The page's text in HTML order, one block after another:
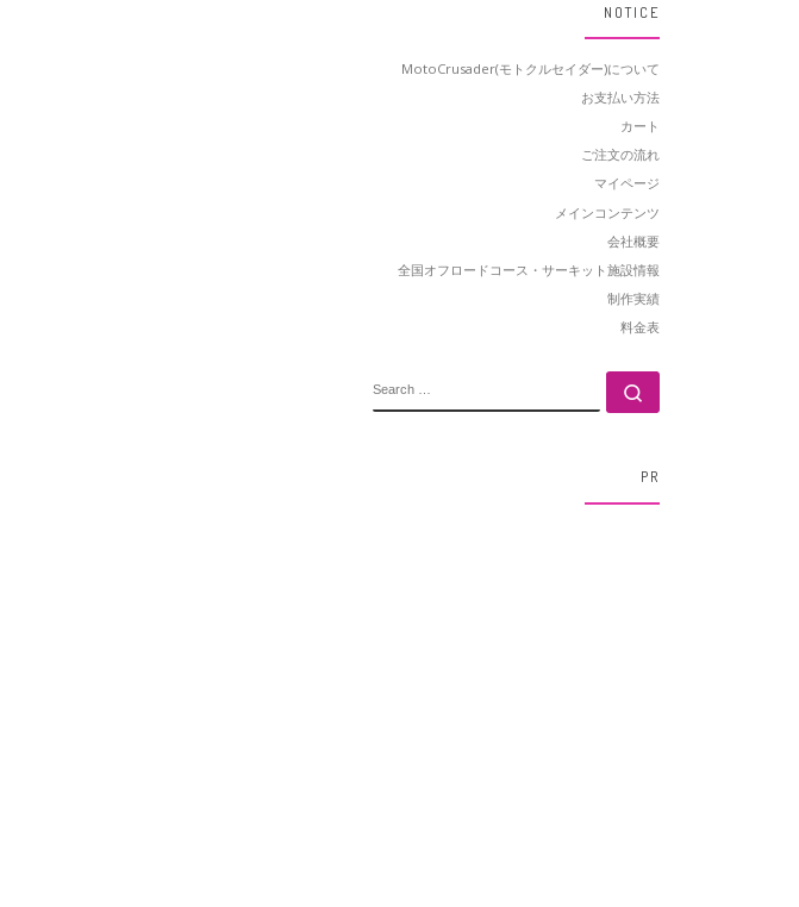
NOTICE
MotoCrusader(モトクルセイダー)について
お支払い方法
カート
ご注文の流れ
マイページ
メインコンテンツ
会社概要
全国オフロードコース・サーキット施設情報
制作実績
料金表
PR